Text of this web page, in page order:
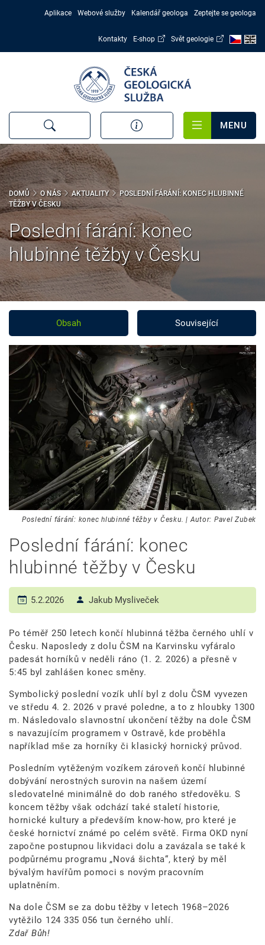
Aplikace Webové služby Kalendář geologa Zeptejte se geologa
Kontakty E-shop Svět geologie
MENU
DOMŮ O NÁS AKTUALITY
POSLEDNÍ FÁRÁNÍ: KONEC HLUBINNÉ
TĚŽBY V ČESKU
Poslední fárání: konec
hlubinné těžby v Česku
Obsah Související
Poslední fárání: konec hlubinné těžby v Česku. | Autor: Pavel Zubek
Poslední fárání: konec
hlubinné těžby v Česku
5.2.2026 Jakub Mysliveček
Po téměř 250 letech končí hlubinná těžba černého uhlí v
Česku. Naposledy z dolu ČSM na Karvinsku vyfáralo
padesát horníků v neděli ráno (1. 2. 2026) a přesně v
5:45 byl zahlášen konec směny.
Symbolický poslední vozík uhlí byl z dolu ČSM vyvezen
ve středu 4. 2. 2026 v pravé poledne, a to z hloubky 1300
m. Následovalo slavnostní ukončení těžby na dole ČSM
s navazujícím programem v Ostravě, kde proběhla
například mše za horníky či klasický hornický průvod.
Posledním vytěženým vozíkem zároveň končí hlubinné
dobývání nerostných surovin na našem území
sledovatelné minimálně do dob raného středověku. S
koncem těžby však odchází také staletí historie,
hornické kultury a především know-how, pro které je
české hornictví známé po celém světě. Firma OKD nyní
započne postupnou likvidaci dolu a zavázala se také k
podpůrnému programu „Nová šichta“, který by měl
bývalým havířům pomoci s novým pracovním
uplatněním.
Na dole ČSM se za dobu těžby v letech 1968–2026
vytěžilo 124 335 056 tun černého uhlí.
Zdař Bůh!